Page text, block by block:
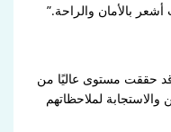
بالأمان والراحة.”
حققت مستوى عاليًا من
والاستجابة لملاحظاتهم